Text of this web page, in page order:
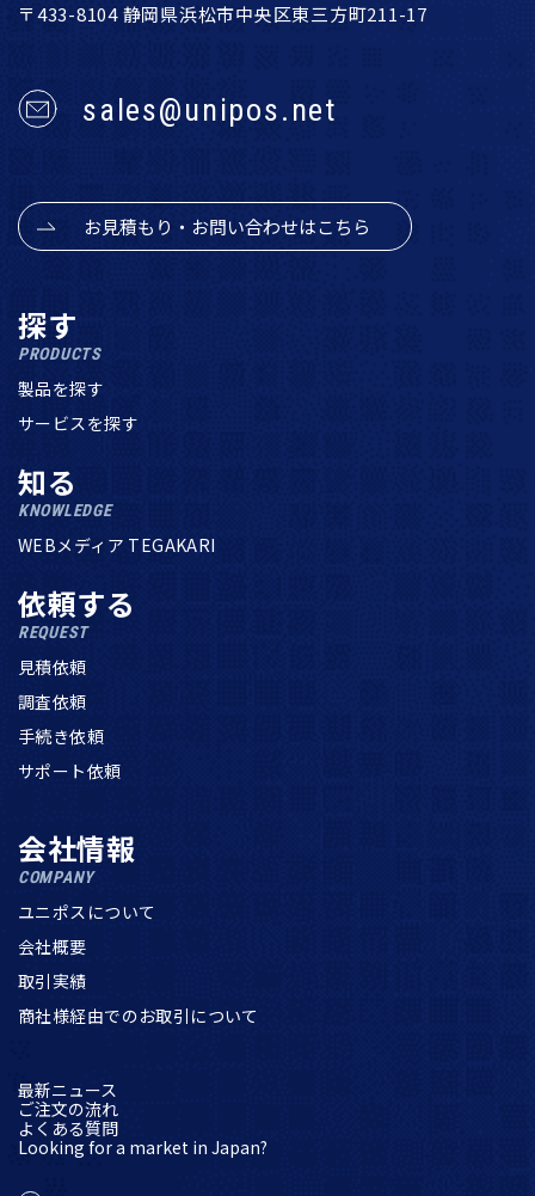
〒433-8104 静岡県浜松市中央区東三方町211-17
sales@unipos.net
お見積もり・お問い合わせはこちら
探す
PRODUCTS
製品を探す
サービスを探す
知る
KNOWLEDGE
WEBメディア TEGAKARI
依頼する
REQUEST
見積依頼
調査依頼
手続き依頼
サポート依頼
会社情報
COMPANY
ユニポスについて
会社概要
取引実績
商社様経由でのお取引について
最新ニュース
ご注文の流れ
よくある質問
Looking for a market in Japan?